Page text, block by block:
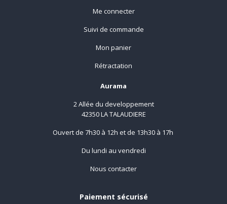
Me connecter
Suivi de commande
Mon panier
Rétractation
Aurama
2 Allée du developpement
42350 LA TALAUDIERE
Ouvert de 7h30 à 12h et de 13h30 à 17h
Du lundi au vendredi
Nous contacter
Paiement sécurisé